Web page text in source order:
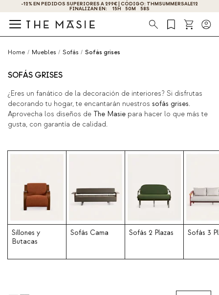
-12% EN PEDIDOS SUPERIORES A 299€ | CÓDIGO: THMSUMMERSALE12
FINALIZAN EN: 15H 50M 57S
Búsqueda
Home / Muebles / Sofás / Sofás grises
SOFÁS GRISES
¿Eres un fanático de la decoración de interiores? Si disfrutas
decorando tu hogar, te encantarán nuestros sofás grises.
Aprovecha los diseños de The Masie para hacer lo que más te
gusta, con garantía de calidad.
Sillones y
Butacas
Sofás Cama Sofás 2 Plazas Sofás 3